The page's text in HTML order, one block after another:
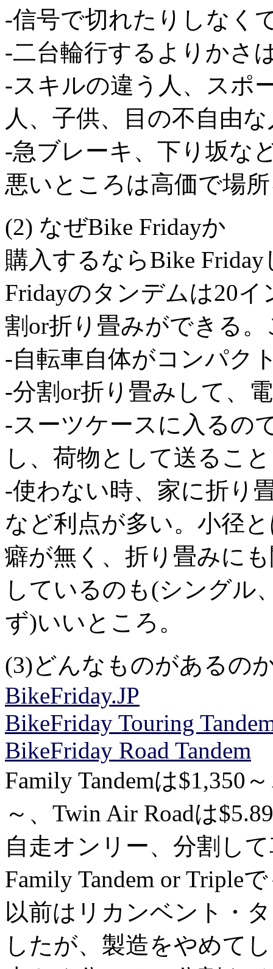
-信号で切れたりしなく
-二台輪行するよりかさ
-スキルの違う人、スポ
人、子供、目の不自由
-急ブレーキ、下り坂な
悪いところは高価で場
(2) なぜBike Fridayか
購入するならBike
Fridayのタンデムは20イ
割or折り畳みができる
-自転車自体がコンパク
-分割or折り畳みして、
-スーツケースに入るの
し、荷物として送るこ
-使わない時、家に折り
など利点が多い。小径
癖が無く、折り畳みに
しているのも(シングル
ず)いいところ。
(3)どんなものがあるの
BikeFriday.JP
BikeFriday Touring
BikeFriday Road Tandem
Family Tandemは$1,350
～、Twin Air Roadは
自走オンリー、分割し
Family Tandem or Triple
以前はリカンベント・
したが、製造をやめて